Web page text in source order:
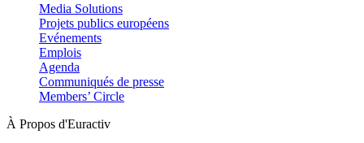
Media Solutions
Projets publics européens
Evénements
Emplois
Agenda
Communiqués de presse
Members’ Circle
À Propos d'Euractiv